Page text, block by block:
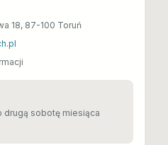
18, 87-100 Toruń
drugą sobotę miesiąca